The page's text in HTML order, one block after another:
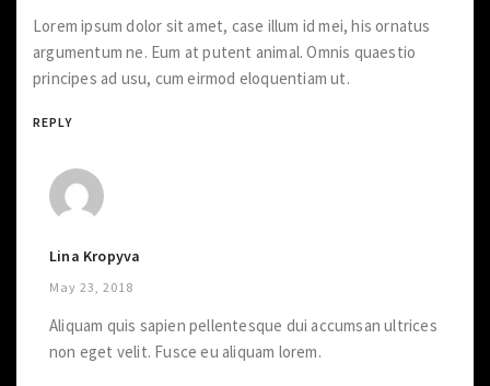
REPLY
Lorem ipsum dolor sit amet, case illum id mei, his ornatus
argumentum ne. Eum at putent animal. Omnis quaestio
principes ad usu, cum eirmod eloquentiam ut.
Lina Kropyva
May 23, 2018
Aliquam quis sapien pellentesque dui accumsan ultrices
non eget velit. Fusce eu aliquam lorem.